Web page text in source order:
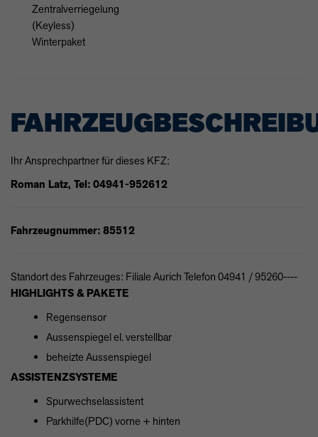
Zentralverriegelung
(Keyless)
Winterpaket
Ihr Ansprechpartner für dieses KFZ:
Roman Latz, Tel: 04941-952612
Fahrzeugnummer: 85512
Standort des Fahrzeuges: Filiale Aurich Telefon 04941 / 95260----
HIGHLIGHTS & PAKETE
Regensensor
Aussenspiegel el. verstellbar
beheizte Aussenspiegel
ASSISTENZSYSTEME
Spurwechselassistent
Parkhilfe(PDC) vorne + hinten